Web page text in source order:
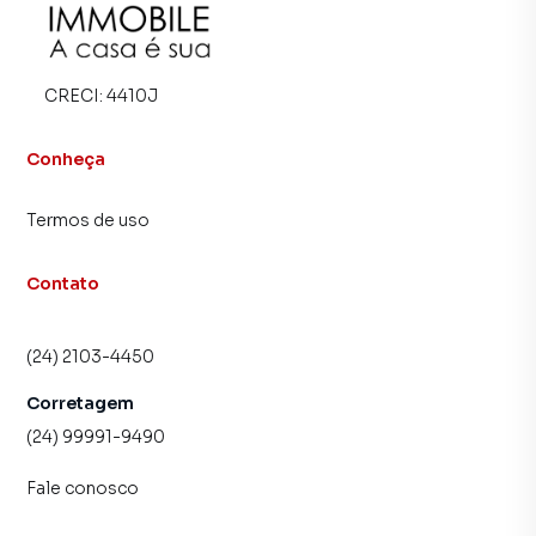
alugar seu imóvel mais rápido. Contamos também com um
time de programadores, corretores treinados e uma
proprietários e inquilinos.
CRECI: 4410J
Conheça
Termos de uso
Contato
(24) 2103-4450
Corretagem
(24) 99991-9490
Fale conosco